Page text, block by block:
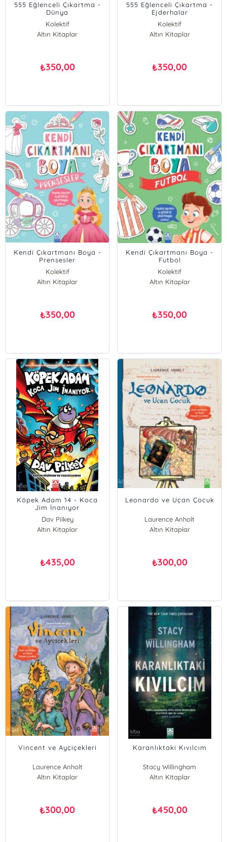
555 Eğlenceli Çıkartma -
Dünya
Kolektif
Altın Kitaplar
₺350,00
555 Eğlenceli Çıkartma -
Ejderhalar
Kolektif
Altın Kitaplar
₺350,00
Kendi Çıkartmanı Boya -
Prensesler
Kolektif
Altın Kitaplar
₺350,00
Kendi Çıkartmanı Boya -
Futbol
Kolektif
Altın Kitaplar
₺350,00
Köpek Adam 14 - Koca
Jim İnanıyor
Dav Pilkey
Altın Kitaplar
₺435,00
Leonardo ve Uçan Çocuk
Laurence Anholt
Altın Kitaplar
₺300,00
Vincent ve Ayçiçekleri
Laurence Anholt
Altın Kitaplar
₺300,00
Karanlıktaki Kıvılcım
Stacy Willingham
Altın Kitaplar
₺450,00